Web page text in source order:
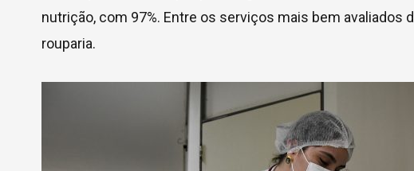
nutrição, com 97%. Entre os serviços mais bem
rouparia.